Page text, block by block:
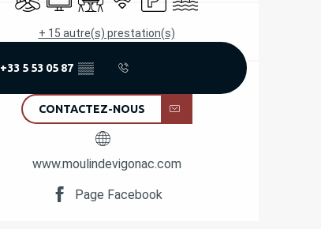
+ 15 autre(s) prestation(s)
+33 5 53 05 87 ▒▒
CONTACTEZ-NOUS
www.moulindevigonac.com
Page Facebook